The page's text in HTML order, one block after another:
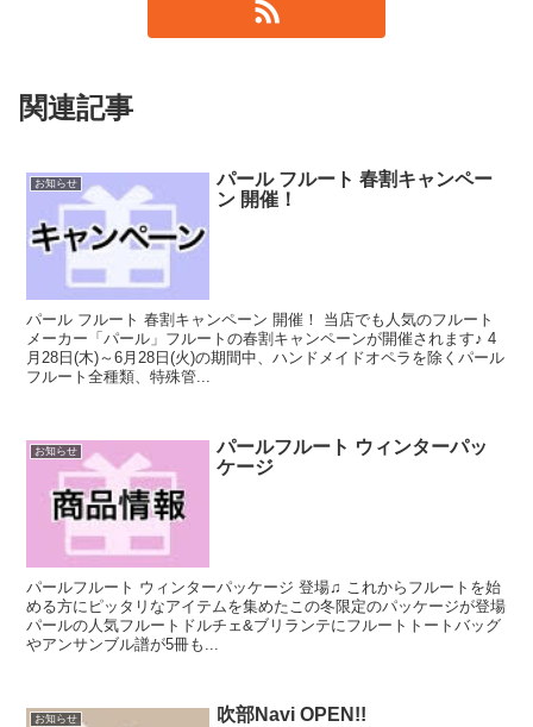
関連記事
お知らせ
パール フルート 春割キャンペー
ン 開催！
パール フルート 春割キャンペーン 開催！ 当店でも人気のフルート
メーカー「パール」フルートの春割キャンペーンが開催されます♪ 4
月28日(木)～6月28日(火)の期間中、ハンドメイドオペラを除くパール
フルート全種類、特殊管...
お知らせ
パールフルート ウィンターパッ
ケージ
パールフルート ウィンターパッケージ 登場♫ これからフルートを始
める方にピッタリなアイテムを集めたこの冬限定のパッケージが登場
パールの人気フルートドルチェ&ブリランテにフルートトートバッグ
やアンサンブル譜が5冊も...
お知らせ 吹部Navi OPEN!!